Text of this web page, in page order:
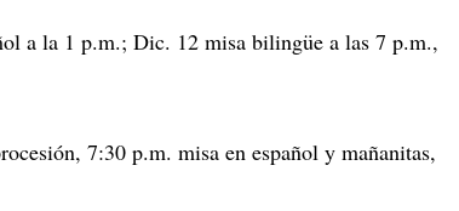
a la 1 p.m.; Dic. 12 misa bilingüe a las 7 p.m.,
7:30 p.m. misa en español y mañanitas,